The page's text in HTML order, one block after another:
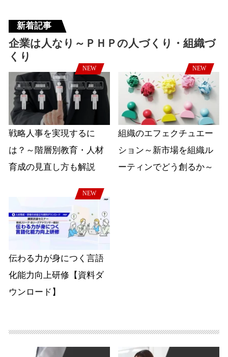
新着記事
企業は人なり～ＰＨＰの人づくり・組織づ
くり
NEW
戦略人事を実現するに
は？～階層別教育・人材
育成の見直し方も解説
NEW
組織のエフェクチュエー
ション～新市場を組織ル
ーティンでどう創るか～
NEW
伝わる力が身につく言語
化能力向上研修【資料ダ
ウンロード】